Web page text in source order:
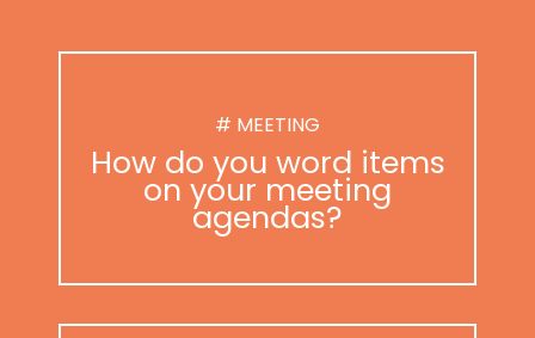
# MEETING
How do you word items
on your meeting
agendas?